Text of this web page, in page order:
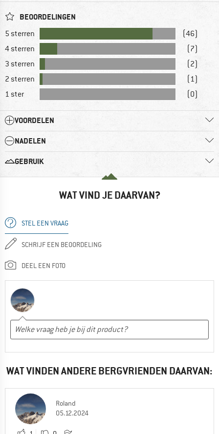
BEOORDELINGEN
5 sterren
(46)
4 sterren
(7)
3 sterren
(2)
2 sterren
(1)
1 ster
(0)
VOORDELEN
NADELEN
GEBRUIK
WAT VIND JE DAARVAN?
STEL EEN VRAAG
SCHRIJF EEN BEOORDELING
DEEL EEN FOTO
WAT VINDEN ANDERE BERGVRIENDEN DAARVAN:
Roland
05.12.2024